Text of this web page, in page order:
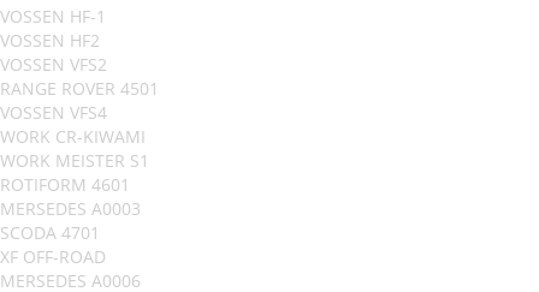
VOSSEN HF-1
VOSSEN HF2
VOSSEN VFS2
RANGE ROVER 4501
VOSSEN VFS4
WORK CR-KIWAMI
WORK MEISTER S1
ROTIFORM 4601
MERSEDES A0003
SCODA 4701
XF OFF-ROAD
MERSEDES A0006